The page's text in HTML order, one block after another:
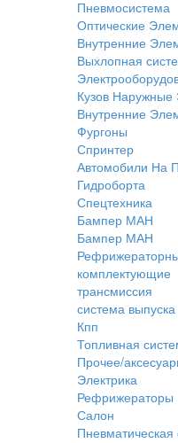
Пневмосистема
Оптические
Внутренние
Выхлопная
Кузов
Внутренние
Фургоны
Спринтер
Автомобили На
Гидроборта
Спецтехника
Бампер МАН
Бампер МАН
комплектующие
трансмиссия
система выпуска
Кпп
Топливная
Прочее/
Электрика
Рефрижераторы
Салон
Пневматическая